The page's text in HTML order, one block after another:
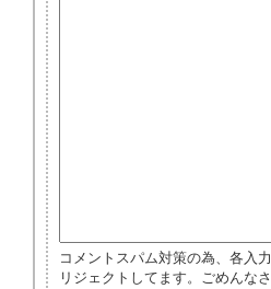
コメントスパム対策の為、各入
リジェクトしてます。ごめんなさ